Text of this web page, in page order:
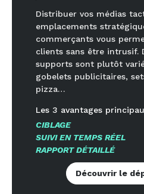
Distribuer vos médias
emplacements
commerçants vous
clients sans être intrusif.
supports sont plutôt
gobelets publicitaires,
pizza…
Les 3 avantages
CIBLAGE
SUIVI EN TEMPS RÉEL
RAPPORT DÉTAILLÉ
Découvrir le